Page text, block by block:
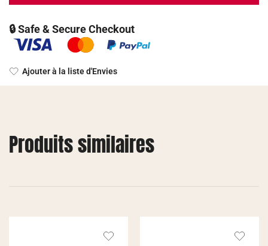
🔒 Safe & Secure Checkout
Ajouter à la liste d'Envies
Produits similaires